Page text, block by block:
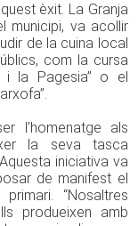
èxit. La Granja
municipi, va acollir
de la cuina local
com la cursa
i la Pagesia” o el
l’homenatge als
la seva tasca
iniciativa va
de manifest el
“Nosaltres
produeixen amb